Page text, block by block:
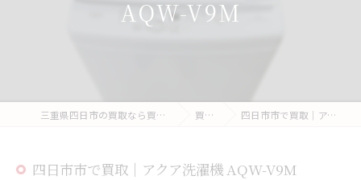
AQW-V9M
三重県四日市の買取なら買取マクサス 三重四日市店 買取実績 四日市市で買取｜アクア洗濯機 AQW-V9M
四日市市で買取｜アクア洗濯機 AQW-V9M